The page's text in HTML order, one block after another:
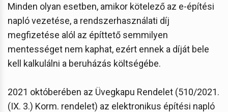
Minden olyan esetben, amikor kötelező az e-építési
napló vezetése, a rendszerhasználati díj
megfizetése alól az építtető semmilyen
mentességet nem kaphat, ezért ennek a díját bele
kell kalkulálni a beruházás költségébe.
2021 októberében az Üvegkapu Rendelet (510/2021.
(IX. 3.) Korm. rendelet) az elektronikus építési napló